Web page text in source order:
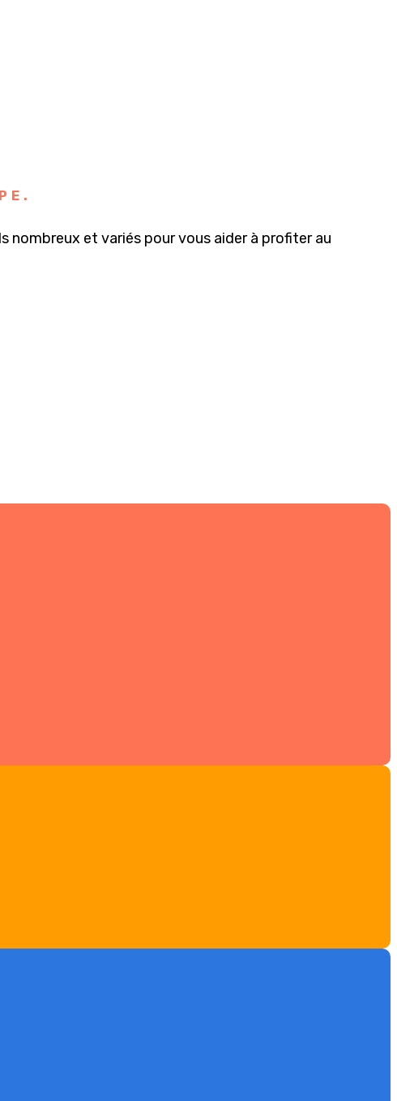
.
nombreux et variés pour vous aider à profiter au